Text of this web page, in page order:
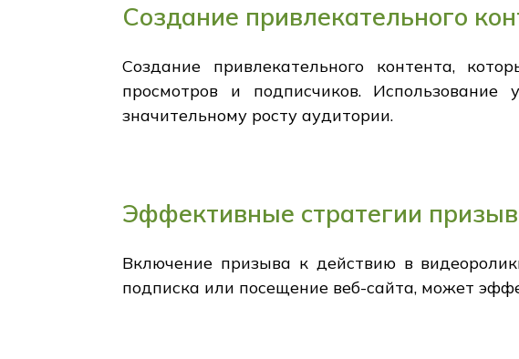
Создание привлекательного
Создание привлекательного контента,
просмотров и подписчиков.
значительному росту аудитории.
Эффективные стратегии
Включение призыва к действию в
подписка или посещение веб-сайта, может